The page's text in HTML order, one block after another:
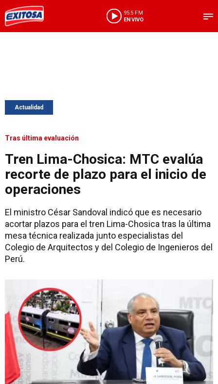
95.5 FM
EN VIVO
Actualidad
Tras última evaluación
Tren Lima-Chosica: MTC evalúa
recorte de plazo para el inicio de
operaciones
El ministro César Sandoval indicó que es necesario
acortar plazos para el tren Lima-Chosica tras la última
mesa técnica realizada junto especialistas del
Colegio de Arquitectos y del Colegio de Ingenieros del
Perú.